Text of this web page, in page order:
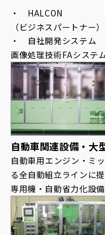
・ HALCON
（ビジネスパートナー）
・ 自社開発システム
画像処理技術FAシステ
自動車関連設備・大
自動車用エンジン・ミ
る全自動組立ラインに提
専用機・自動省力化設備